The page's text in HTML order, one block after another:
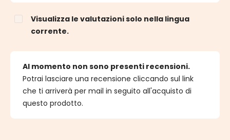
Visualizza le valutazioni solo nella lingua
corrente.
Al momento non sono presenti recensioni.
Potrai lasciare una recensione cliccando sul link
che ti arriverà per mail in seguito all'acquisto di
questo prodotto.